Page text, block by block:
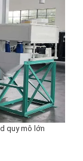
quy mô lớn